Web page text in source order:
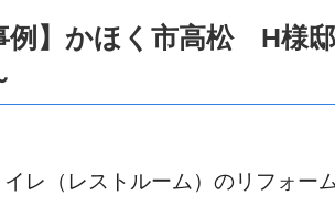
例】かほく市高松 H様
レ（レストルーム）のリフォー